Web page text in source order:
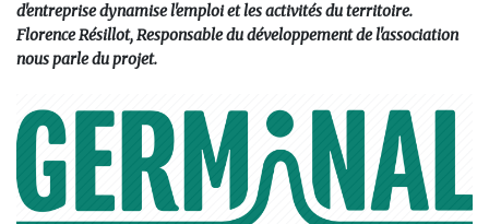
d'entreprise dynamise l'emploi et les activités du territoire.
Florence Résillot, Responsable du développement de l'association
nous parle du projet.